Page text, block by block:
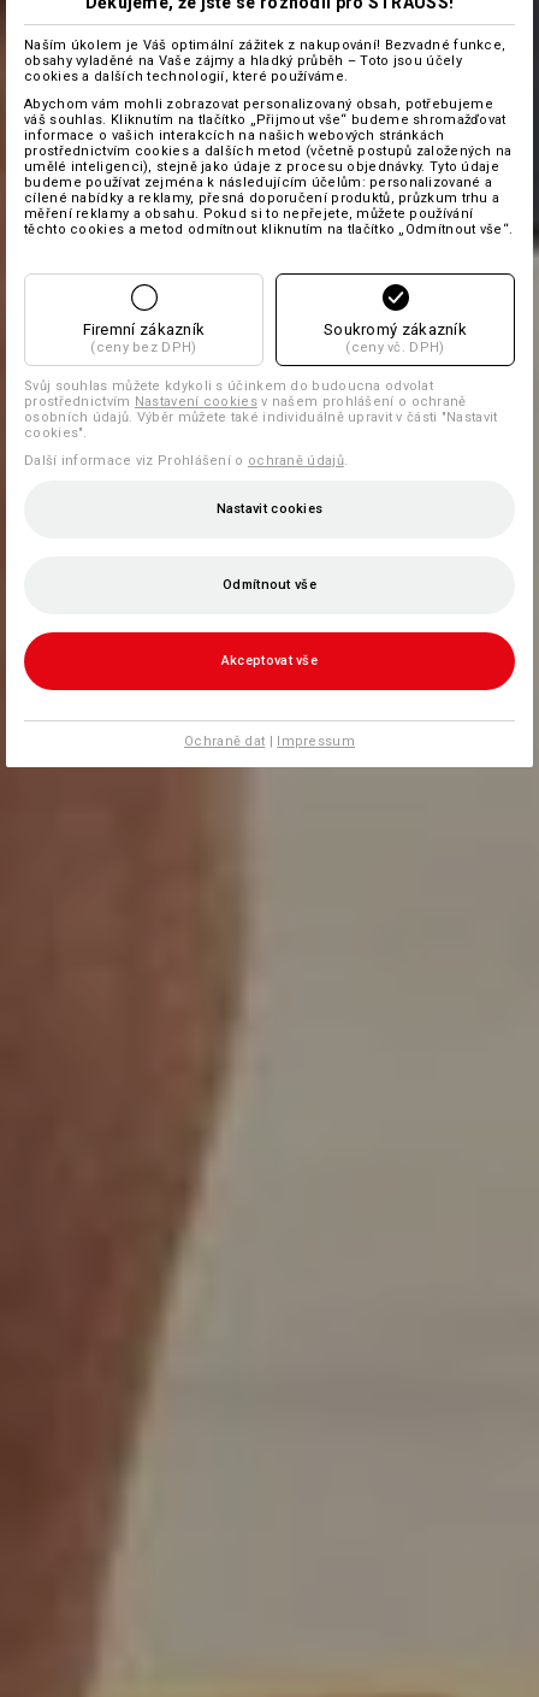
Naším úkolem je Váš optimální zážitek z nakupování! Bezvadné funkce,
obsahy vyladěné na Vaše zájmy a hladký průběh – Toto jsou účely
cookies a dalších technologií, které používáme.
Abychom vám mohli zobrazovat personalizovaný obsah, potřebujeme
váš souhlas. Kliknutím na tlačítko „Přijmout vše“ budeme shromažďovat
informace o vašich interakcích na našich webových stránkách
prostřednictvím cookies a dalších metod (včetně postupů založených na
umělé inteligenci), stejně jako údaje z procesu objednávky. Tyto údaje
budeme používat zejména k následujícím účelům: personalizované a
cílené nabídky a reklamy, přesná doporučení produktů, průzkum trhu a
měření reklamy a obsahu. Pokud si to nepřejete, můžete používání
těchto cookies a metod odmítnout kliknutím na tlačítko „Odmítnout vše“.
Firemní zákazník
(ceny bez DPH)
Soukromý zákazník
(ceny vč. DPH)
Svůj souhlas můžete kdykoli s účinkem do budoucna odvolat
prostřednictvím Nastavení cookiesv našem prohlášení o ochraně
osobních údajů. Výběr můžete také individuálně upravit v části "Nastavit
cookies".
Další informace viz Prohlášení o ochraně údajů.
Nastavit cookies
Odmítnout vše
Akceptovat vše
Ochraně dat | Impressum